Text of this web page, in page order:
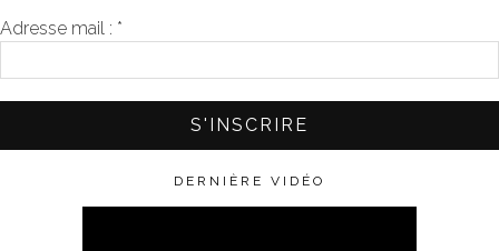
Adresse mail : *
DERNIÈRE VIDÉO